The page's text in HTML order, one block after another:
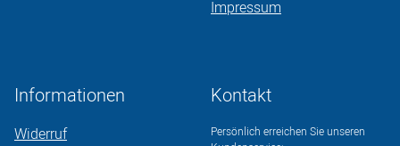
Impressum
Informationen
Widerruf
Kontakt
Persönlich erreichen Sie unseren